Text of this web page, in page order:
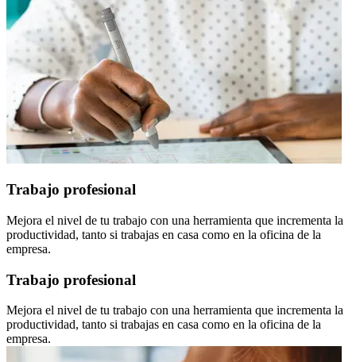
Trabajo profesional
Mejora el nivel de tu trabajo con una herramienta que incrementa la
productividad, tanto si trabajas en casa como en la oficina de la
empresa.
Trabajo profesional
Mejora el nivel de tu trabajo con una herramienta que incrementa la
productividad, tanto si trabajas en casa como en la oficina de la
empresa.